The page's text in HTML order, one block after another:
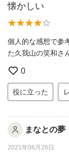
懐かしい
個人的な感想で参
た久我山の笑和さ
0
役に立った
まなとの夢
2021年06月26日